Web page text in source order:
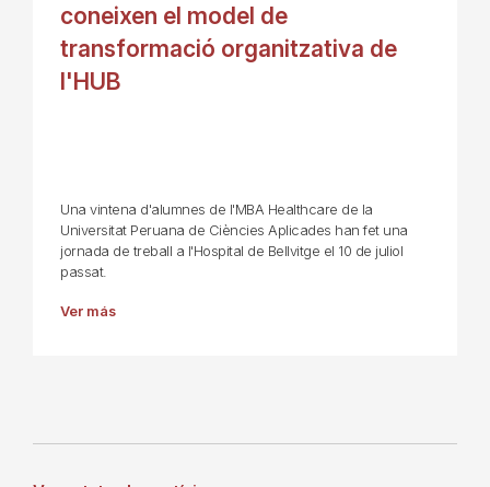
coneixen el model de
transformació organitzativa de
l'HUB
Una vintena d'alumnes de l'MBA Healthcare de la
Universitat Peruana de Ciències Aplicades han fet una
jornada de treball a l'Hospital de Bellvitge el 10 de juliol
passat.
Ver más